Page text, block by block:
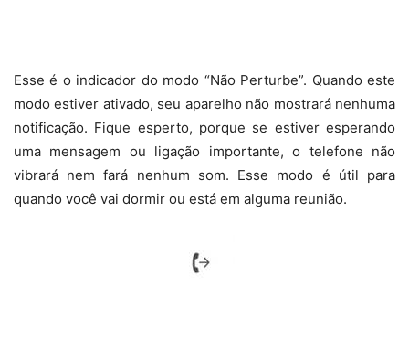
Esse é o indicador do modo “Não Perturbe”. Quando este
modo estiver ativado, seu aparelho não mostrará nenhuma
notificação. Fique esperto, porque se estiver esperando
uma mensagem ou ligação importante, o telefone não
vibrará nem fará nenhum som. Esse modo é útil para
quando você vai dormir ou está em alguma reunião.